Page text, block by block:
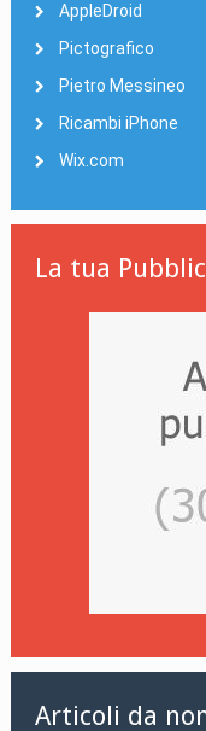
AppleDroid
Pictografico
Pietro Messineo
Ricambi iPhone
Wix.com
La tua
Articoli da